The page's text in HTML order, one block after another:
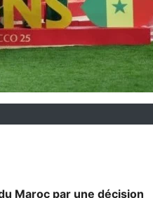
Maroc par une décision